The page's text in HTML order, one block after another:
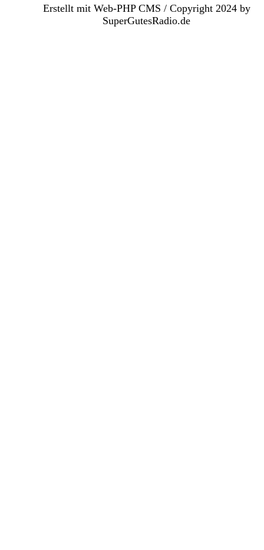
Erstellt mit Web-PHP CMS / Copyright 2024 by
SuperGutesRadio.de